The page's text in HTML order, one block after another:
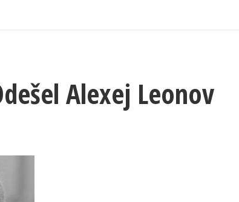
Alexej Leonov